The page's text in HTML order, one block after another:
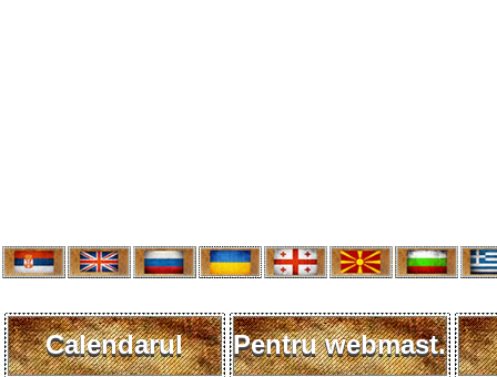
Calendarul Pentru webmast.